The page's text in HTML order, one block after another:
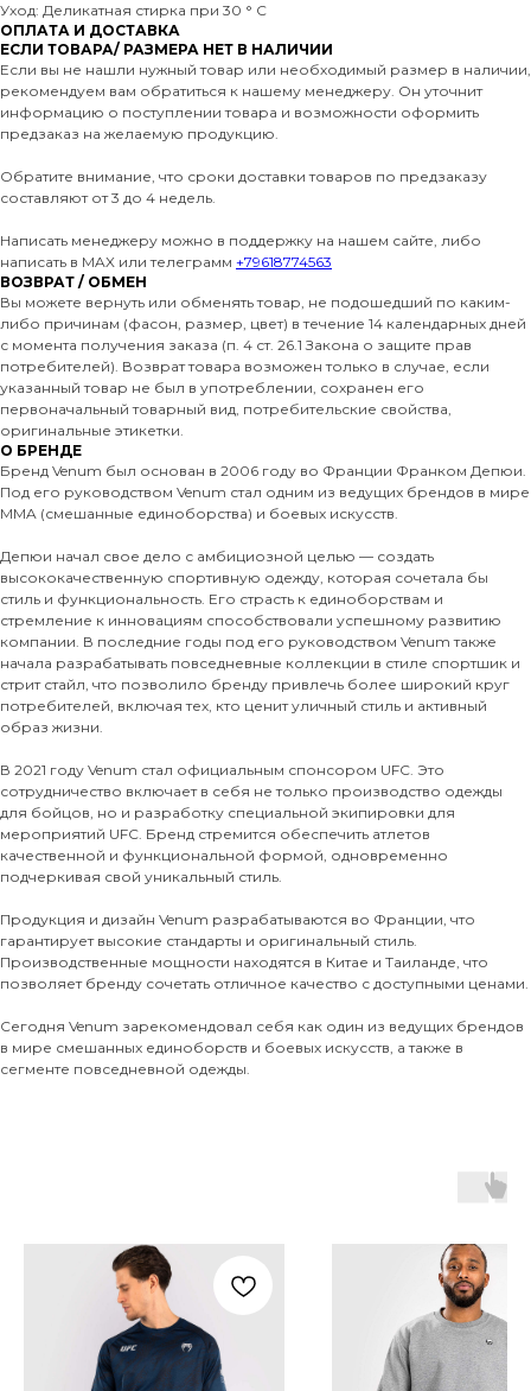
Уход: Деликатная стирка при 30 ° C
ОПЛАТА И ДОСТАВКА
ЕСЛИ ТОВАРА/ РАЗМЕРА НЕТ В НАЛИЧИИ
Если вы не нашли нужный товар или необходимый размер в наличии,
рекомендуем вам обратиться к нашему менеджеру. Он уточнит
информацию о поступлении товара и возможности оформить
предзаказ на желаемую продукцию.
Обратите внимание, что сроки доставки товаров по предзаказу
составляют от 3 до 4 недель.
Написать менеджеру можно в поддержку на нашем сайте, либо
написать в MAX или телеграмм +79618774563
ВОЗВРАТ / ОБМЕН
Вы можете вернуть или обменять товар, не подошедший по каким-
либо причинам (фасон, размер, цвет) в течение 14 календарных дней
с момента получения заказа (п. 4 ст. 26.1 Закона о защите прав
потребителей). Возврат товара возможен только в случае, если
указанный товар не был в употреблении, сохранен его
первоначальный товарный вид, потребительские свойства,
оригинальные этикетки.
О БРЕНДЕ
Бренд Venum был основан в 2006 году во Франции Франком Депюи.
Под его руководством Venum стал одним из ведущих брендов в мире
MMA (смешанные единоборства) и боевых искусств.
Депюи начал свое дело с амбициозной целью — создать
высококачественную спортивную одежду, которая сочетала бы
стиль и функциональность. Его страсть к единоборствам и
стремление к инновациям способствовали успешному развитию
компании. В последние годы под его руководством Venum также
начала разрабатывать повседневные коллекции в стиле спортшик и
стрит стайл, что позволило бренду привлечь более широкий круг
потребителей, включая тех, кто ценит уличный стиль и активный
образ жизни.
В 2021 году Venum стал официальным спонсором UFC. Это
сотрудничество включает в себя не только производство одежды
для бойцов, но и разработку специальной экипировки для
мероприятий UFC. Бренд стремится обеспечить атлетов
качественной и функциональной формой, одновременно
подчеркивая свой уникальный стиль.
Продукция и дизайн Venum разрабатываются во Франции, что
гарантирует высокие стандарты и оригинальный стиль.
Производственные мощности находятся в Китае и Таиланде, что
позволяет бренду сочетать отличное качество с доступными ценами.
Сегодня Venum зарекомендовал себя как один из ведущих брендов
в мире смешанных единоборств и боевых искусств, а также в
сегменте повседневной одежды.